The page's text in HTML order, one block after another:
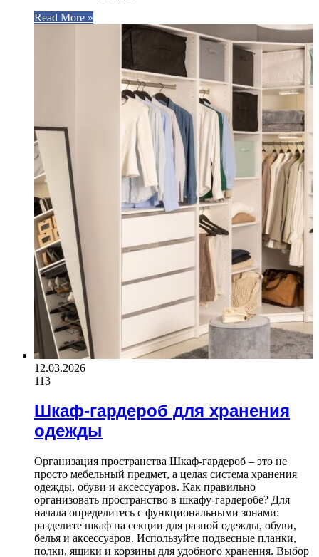
Read More »
12.03.2026
113
Шкаф-гардероб для хранения
одежды
Организация пространства Шкаф-гардероб – это не
просто мебельный предмет, а целая система хранения
одежды, обуви и аксессуаров. Как правильно
организовать пространство в шкафу-гардеробе? Для
начала определитесь с функциональными зонами:
разделите шкаф на секции для разной одежды, обуви,
белья и аксессуаров. Используйте подвесные планки,
полки, ящики и корзины для удобного хранения. Выбор